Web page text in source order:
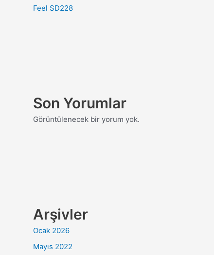
Feel SD228
Son Yorumlar
Görüntülenecek bir yorum yok.
Arşivler
Ocak 2026
Mayıs 2022